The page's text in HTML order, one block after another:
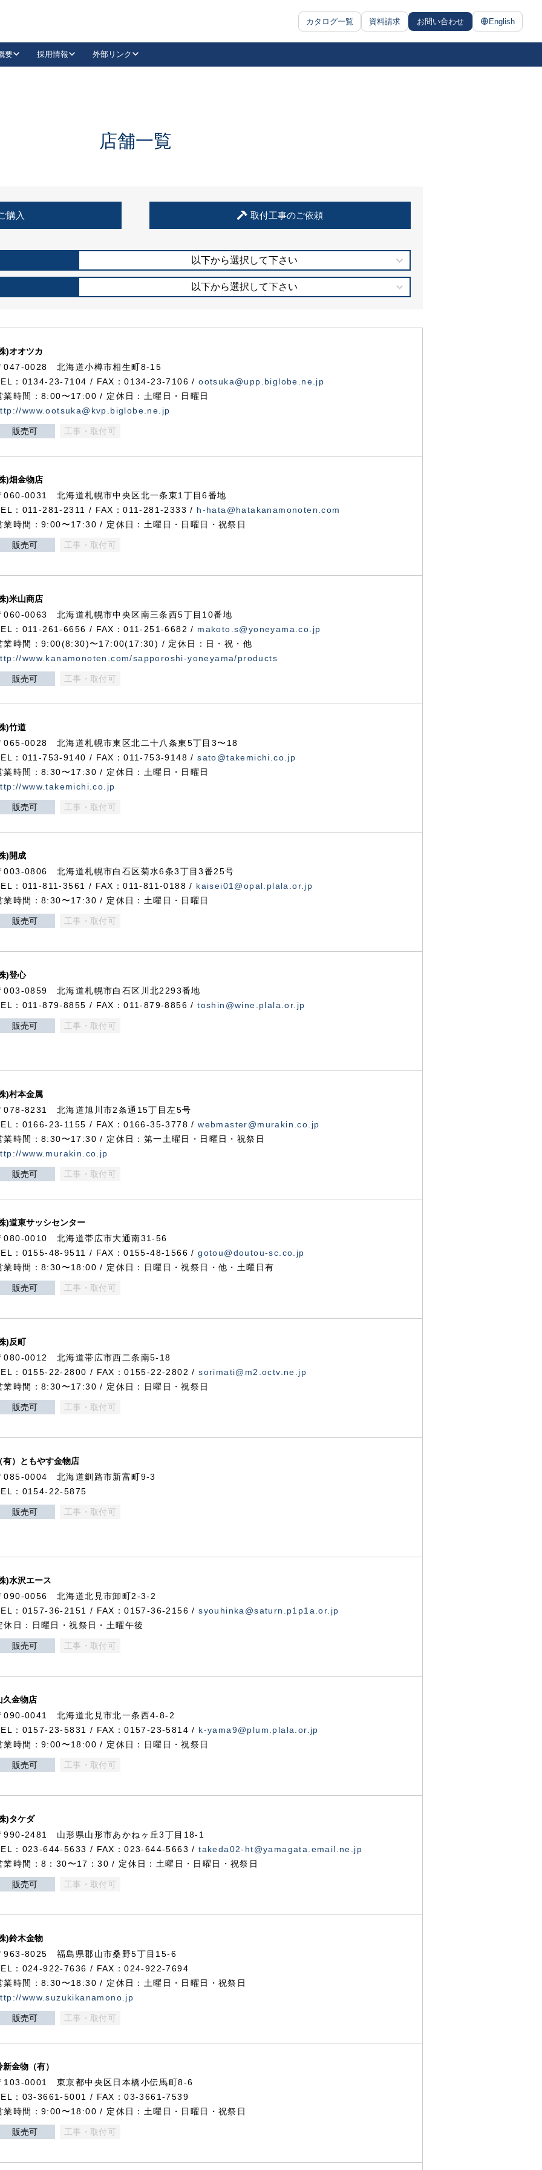
カタログ一覧 資料請求 お問い合わせ English
抗ウイルス・抗菌製品
要 採用情報 外部リンク
LinkedIn
住宅使用部材標準化推進協議会
店舗一覧
購入 取付工事のご依頼
以下から選択して下さい
以下から選択して下さい
)オオツカ
047-0028 北海道小樽市相生町8-15
：0134-23-7104 / FAX：0134-23-7106 /ootsuka@upp.biglobe.ne.jp
業時間：8:00〜17:00 / 定休日：土曜日・日曜日
www.ootsuka@kvp.biglobe.ne.jp
販売可 工事・取付可
)畑金物店
060-0031 北海道札幌市中央区北一条東1丁目6番地
：011-281-2311 / FAX：011-281-2333 / h-hata@hatakanamonoten.com
業時間：9:00〜17:30 / 定休日：土曜日・日曜日・祝祭日
販売可 工事・取付可
)米山商店
060-0063 北海道札幌市中央区南三条西5丁目10番地
：011-261-6656 / FAX：011-251-6682 / makoto.s@yoneyama.co.jp
業時間：9:00(8:30)〜17:00(17:30) / 定休日：日・祝・他
www.kanamonoten.com/sapporoshi-yoneyama/products
販売可 工事・取付可
)竹道
065-0028 北海道札幌市東区北二十八条東5丁目3〜18
：011-753-9140 / FAX：011-753-9148 /sato@takemichi.co.jp
業時間：8:30〜17:30 / 定休日：土曜日・日曜日
www.takemichi.co.jp
販売可 工事・取付可
)開成
003-0806 北海道札幌市白石区菊水6条3丁目3番25号
：011-811-3561 / FAX：011-811-0188 / kaisei01@opal.plala.or.jp
業時間：8:30〜17:30 / 定休日：土曜日・日曜日
販売可 工事・取付可
)登心
003-0859 北海道札幌市白石区川北2293番地
：011-879-8855 / FAX：011-879-8856 /toshin@wine.plala.or.jp
販売可 工事・取付可
)村本金属
078-8231 北海道旭川市2条通15丁目左5号
：0166-23-1155 / FAX：0166-35-3778 /webmaster@murakin.co.jp
業時間：8:30〜17:30 / 定休日：第一土曜日・日曜日・祝祭日
www.murakin.co.jp
販売可 工事・取付可
)道東サッシセンター
080-0010 北海道帯広市大通南31-56
：0155-48-9511 / FAX：0155-48-1566 /gotou@doutou-sc.co.jp
業時間：8:30〜18:00 / 定休日：日曜日・祝祭日・他・土曜日有
販売可 工事・取付可
)反町
080-0012 北海道帯広市西二条南5-18
：0155-22-2800 / FAX：0155-22-2802 /sorimati@m2.octv.ne.jp
業時間：8:30〜17:30 / 定休日：日曜日・祝祭日
販売可 工事・取付可
有）ともやす金物店
085-0004 北海道釧路市新富町9-3
：0154-22-5875
販売可 工事・取付可
)水沢エース
090-0056 北海道北見市卸町2-3-2
：0157-36-2151 / FAX：0157-36-2156 /syouhinka@saturn.p1p1a.or.jp
休日：日曜日・祝祭日・土曜午後
販売可 工事・取付可
久金物店
090-0041 北海道北見市北一条西4-8-2
：0157-23-5831 / FAX：0157-23-5814 / k-yama9@plum.plala.or.jp
業時間：9:00〜18:00 / 定休日：日曜日・祝祭日
販売可 工事・取付可
)タケダ
990-2481 山形県山形市あかねヶ丘3丁目18-1
：023-644-5633 / FAX：023-644-5663 /takeda02-ht@yamagata.email.ne.jp
業時間：8：30〜17：30 / 定休日：土曜日・日曜日・祝祭日
販売可 工事・取付可
)鈴木金物
963-8025 福島県郡山市桑野5丁目15-6
：024-922-7636 / FAX：024-922-7694
業時間：8:30〜18:30 / 定休日：土曜日・日曜日・祝祭日
www.suzukikanamono.jp
販売可 工事・取付可
新金物（有）
103-0001 東京都中央区日本橋小伝馬町8-6
：03-3661-5001 / FAX：03-3661-7539
業時間：9:00〜18:00 / 定休日：土曜日・日曜日・祝祭日
販売可 工事・取付可